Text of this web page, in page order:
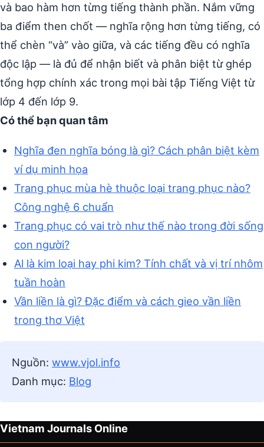
và bao hàm hơn từng tiếng thành phần. Nắm vững
ba điểm then chốt — nghĩa rộng hơn từng tiếng, có
thể chèn “và” vào giữa, và các tiếng đều có nghĩa
độc lập — là đủ để nhận biết và phân biệt từ ghép
tổng hợp chính xác trong mọi bài tập Tiếng Việt từ
lớp 4 đến lớp 9.
Có thể bạn quan tâm
Nghĩa đen nghĩa bóng là gì? Cách phân biệt kèm
ví dụ minh họa
Trang phục mùa hè thuộc loại trang phục nào?
Công nghệ 6 chuẩn
Trang phục có vai trò như thế nào trong đời sống
con người?
Al là kim loại hay phi kim? Tính chất và vị trí nhôm
tuần hoàn
Vần liền là gì? Đặc điểm và cách gieo vần liền
trong thơ Việt
Nguồn: www.vjol.info
Danh mục: Blog
Vietnam Journals Online